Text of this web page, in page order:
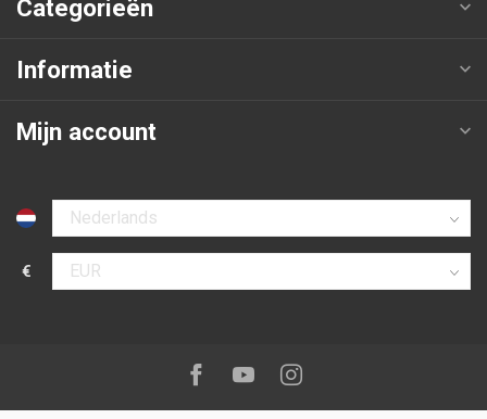
Categorieën
Informatie
Mijn account
Selecteer taal
€
Selecteer valuta
Volg ons op:Facebook
YoutubeInstagram